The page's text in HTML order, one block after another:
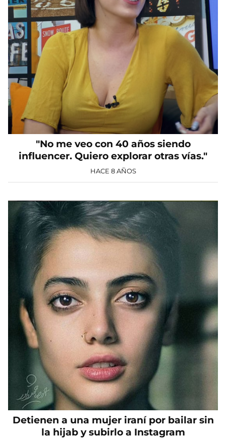
"No me veo con 40 años siendo
influencer. Quiero explorar otras vías."
HACE 8 AÑOS
Detienen a una mujer iraní por bailar sin
la hijab y subirlo a Instagram